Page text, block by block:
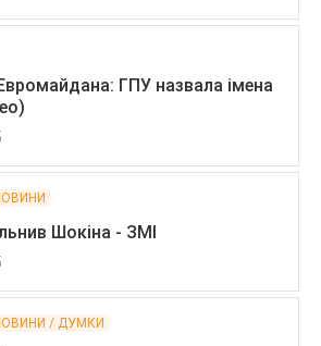
ГПУ назвала імена
Шокіна - ЗМІ
/ ДУМКИ